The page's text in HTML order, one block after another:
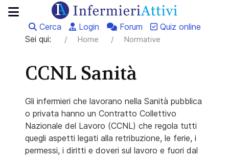
Cerca Login Forum
Quiz online
Sei qui:
Home Normative
CCNL Sanità
Gli infermieri che lavorano nella Sanità pubblica
o privata hanno un Contratto Collettivo
Nazionale del Lavoro (CCNL) che regola tutti
quegli aspetti legati alla retribuzione, le ferie, i
permessi, i diritti e doveri sul lavoro e fuori dal